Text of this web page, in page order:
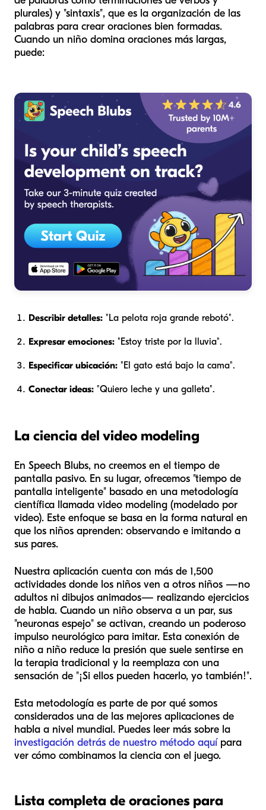
plurales) y "sintaxis", que es la organización de las
palabras para crear oraciones bien formadas.
Cuando un niño domina oraciones más largas,
puede:
Describir detalles: "La pelota roja grande rebotó".
Expresar emociones: "Estoy triste por la lluvia".
Especificar ubicación: "El gato está bajo la cama".
Conectar ideas: "Quiero leche y una galleta".
La ciencia del video modeling
En Speech Blubs, no creemos en el tiempo de
pantalla pasivo. En su lugar, ofrecemos "tiempo de
pantalla inteligente" basado en una metodología
científica llamada video modeling (modelado por
video). Este enfoque se basa en la forma natural en
que los niños aprenden: observando e imitando a
sus pares.
Nuestra aplicación cuenta con más de 1,500
actividades donde los niños ven a otros niños —no
adultos ni dibujos animados— realizando ejercicios
de habla. Cuando un niño observa a un par, sus
"neuronas espejo" se activan, creando un poderoso
impulso neurológico para imitar. Esta conexión de
niño a niño reduce la presión que suele sentirse en
la terapia tradicional y la reemplaza con una
sensación de "¡Si ellos pueden hacerlo, yo también!".
Esta metodología es parte de por qué somos
considerados una de las mejores aplicaciones de
habla a nivel mundial. Puedes leer más sobre la
investigación detrás de nuestro método aquípara
ver cómo combinamos la ciencia con el juego.
Lista completa de oraciones para